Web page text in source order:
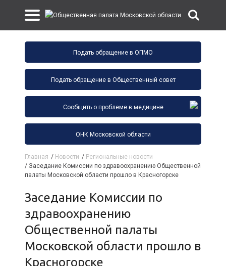
Подать обращение в ОПМО
Подать обращение в Общественный совет
Сообщить о проблеме в медицине
ОНК Московской области
Главная / Новости / Региональные новости
/ Заседание Комиссии по здравоохранению Общественной
палаты Московской области прошло в Красногорске
Заседание Комиссии по
здравоохранению
Общественной палаты
Московской области прошло в
Красногорске